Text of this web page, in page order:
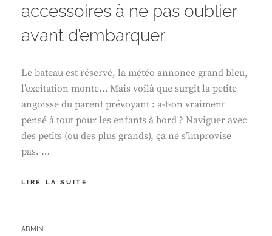
accessoires à ne pas oublier
avant d’embarquer
Le bateau est réservé, la météo annonce grand bleu,
l’excitation monte… Mais voilà que surgit la petite
angoisse du parent prévoyant : a-t-on vraiment
pensé à tout pour les enfants à bord ? Naviguer avec
des petits (ou des plus grands), ça ne s’improvise
pas. …
LIRE LA SUITE
ENFANTS
BY
ADMIN